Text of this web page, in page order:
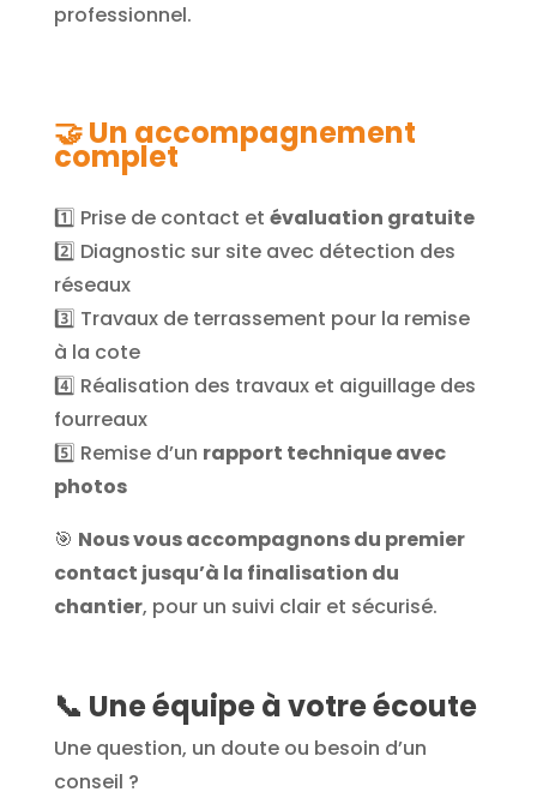
professionnel.
🤝Un accompagnement
complet
1️⃣ Prise de contact et évaluation gratuite
2️⃣ Diagnostic sur site avec détection des
réseaux
3️⃣ Travaux de terrassement pour la remise
à la cote
4️⃣ Réalisation des travaux et aiguillage des
fourreaux
5️⃣ Remise d’un rapport technique avec
photos
🎯 Nous vous accompagnons du premier
contact jusqu’à la finalisation du
chantier, pour un suivi clair et sécurisé.
📞 Une équipe à votre écoute
Une question, un doute ou besoin d’un
conseil ?